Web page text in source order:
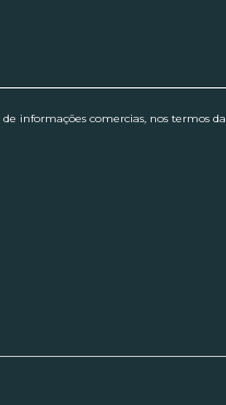
informações comercias, nos termos da